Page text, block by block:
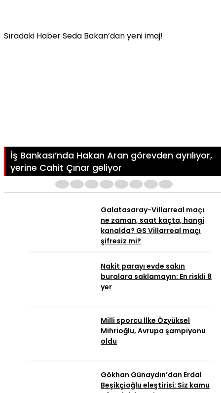
Sıradaki HaberSeda Bakan’dan yeni imaj!
İş Bankası’nda Hakan Aran görevden ayrılıyor,
yerine Cahit Çınar geliyor
Galatasaray-Villarreal maçı
ne zaman, saat kaçta, hangi
kanalda? GS Villarreal maçı
şifresiz mi?
Nakit parayı evde sakın
buralara saklamayın: En riskli 8
yer
Milli sporcu İlke Özyüksel
Mihrioğlu, Avrupa şampiyonu
oldu
Gökhan Günaydın’dan Erdal
Beşikçioğlu eleştirisi: Siz kamu